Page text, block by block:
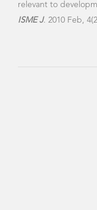
relevant to
ISME J. 2010 Feb,